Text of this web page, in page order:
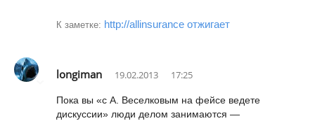
К заметке: http://allinsurance отжигает
longiman 19.02.2013 17:25
Пока вы «с А. Веселковым на фейсе ведете
дискуссии» люди делом занимаются —